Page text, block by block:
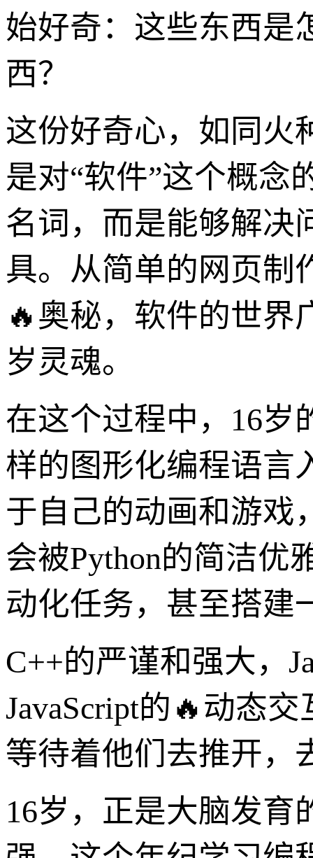
始好奇：这些东西是
西？
这份好奇心，如同火
是对“软件”这个概念
名词，而是能够解决
具。从简单的网页制
🔥奥秘，软件的世界
岁灵魂。
在这个过程中，16岁
样的图形化编程语言
于自己的动画和游戏
会被Python的简洁优
动化任务，甚至搭建
C++的严谨和强大，
JavaScript的🔥动态
等待着他们去推开，
16岁，正是大脑发育